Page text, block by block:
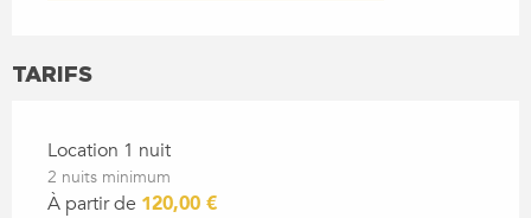
TARIFS
Location 1 nuit
2 nuits minimum
À partir de 120,00 €